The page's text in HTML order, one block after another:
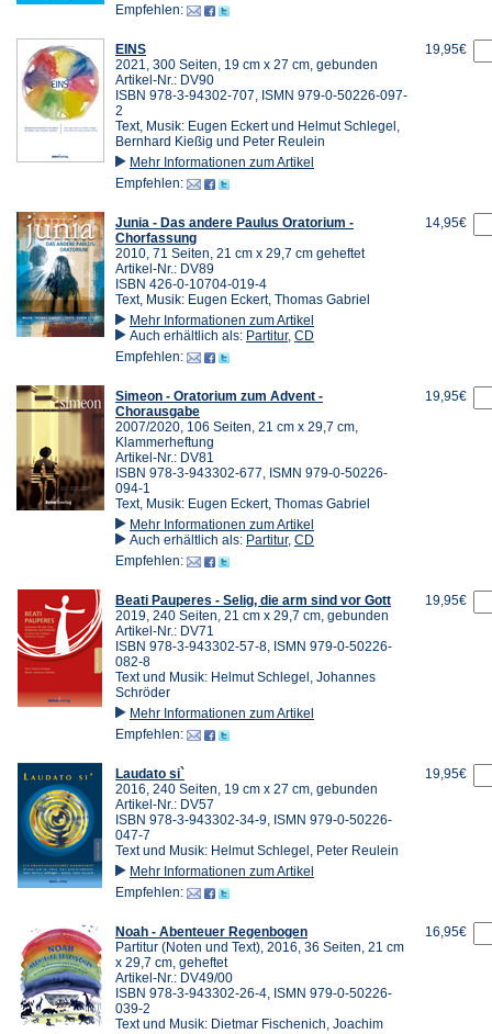
Empfehlen:
EINS
2021, 300 Seiten, 19 cm x 27 cm, gebunden
Artikel-Nr.: DV90
ISBN 978-3-94302-707, ISMN 979-0-50226-097-
2
Text, Musik: Eugen Eckert und Helmut Schlegel,
Bernhard Kießig und Peter Reulein
Mehr Informationen zum Artikel
Empfehlen:
19,95€
Junia - Das andere Paulus Oratorium -
Chorfassung
2010, 71 Seiten, 21 cm x 29,7 cm geheftet
Artikel-Nr.: DV89
ISBN 426-0-10704-019-4
Text, Musik: Eugen Eckert, Thomas Gabriel
Mehr Informationen zum Artikel
Auch erhältlich als: Partitur, CD
Empfehlen:
14,95€
Simeon - Oratorium zum Advent -
Chorausgabe
2007/2020, 106 Seiten, 21 cm x 29,7 cm,
Klammerheftung
Artikel-Nr.: DV81
ISBN 978-3-943302-677, ISMN 979-0-50226-
094-1
Text, Musik: Eugen Eckert, Thomas Gabriel
Mehr Informationen zum Artikel
Auch erhältlich als: Partitur, CD
Empfehlen:
19,95€
Beati Pauperes - Selig, die arm sind vor Gott
2019, 240 Seiten, 21 cm x 29,7 cm, gebunden
Artikel-Nr.: DV71
ISBN 978-3-943302-57-8, ISMN 979-0-50226-
082-8
Text und Musik: Helmut Schlegel, Johannes
Schröder
Mehr Informationen zum Artikel
Empfehlen:
19,95€
Laudato si`
2016, 240 Seiten, 19 cm x 27 cm, gebunden
Artikel-Nr.: DV57
ISBN 978-3-943302-34-9, ISMN 979-0-50226-
047-7
Text und Musik: Helmut Schlegel, Peter Reulein
Mehr Informationen zum Artikel
Empfehlen:
19,95€
Noah - Abenteuer Regenbogen
Partitur (Noten und Text), 2016, 36 Seiten, 21 cm
x 29,7 cm, geheftet
Artikel-Nr.: DV49/00
ISBN 978-3-943302-26-4, ISMN 979-0-50226-
039-2
Text und Musik: Dietmar Fischenich, Joachim
16,95€